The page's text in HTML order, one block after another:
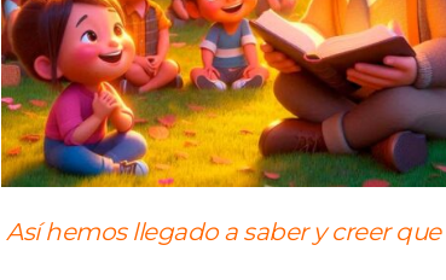
Así hemos llegado a saber y creer